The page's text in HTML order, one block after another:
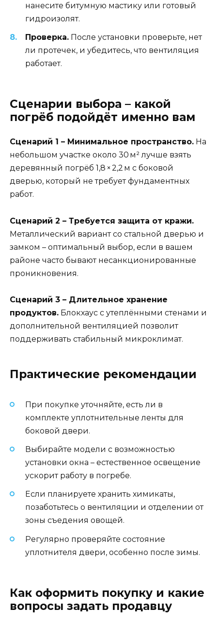
нанесите битумную мастику или готовый
гидроизолят.
Проверка. После установки проверьте, нет
ли протечек, и убедитесь, что вентиляция
работает.
Сценарии выбора – какой
погрёб подойдёт именно вам
Сценарий 1 – Минимальное пространство. На
небольшом участке около 30 м² лучше взять
деревянный погрёб 1,8 × 2,2 м с боковой
дверью, который не требует фундаментных
работ.
Сценарий 2 – Требуется защита от кражи.
Металлический вариант со стальной дверью и
замком – оптимальный выбор, если в вашем
районе часто бывают несанкционированные
проникновения.
Сценарий 3 – Длительное хранение
продуктов. Блокхаус с утеплёнными стенами и
дополнительной вентиляцией позволит
поддерживать стабильный микроклимат.
Практические рекомендации
При покупке уточняйте, есть ли в
комплекте уплотнительные ленты для
боковой двери.
Выбирайте модели с возможностью
установки окна – естественное освещение
ускорит работу в погребе.
Если планируете хранить химикаты,
позаботьтесь о вентиляции и отделении от
зоны съедения овощей.
Регулярно проверяйте состояние
уплотнителя двери, особенно после зимы.
Как оформить покупку и какие
вопросы задать продавцу